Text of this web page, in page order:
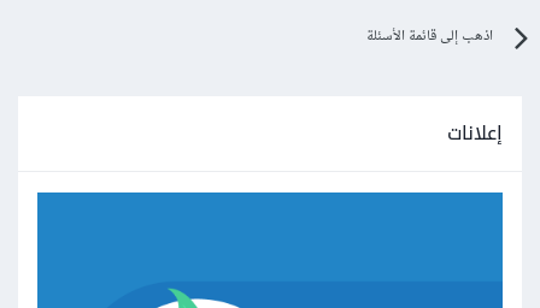
اذهب إلى قائمة الأسئلة
إعلانات